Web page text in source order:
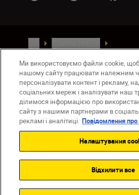
Умови використання
Повідомлення про файли cookie
Налаштування Cookie
© 2026 Nikon
Ми використовуємо файли cookie,
нашому сайту працювати належним
персоналізувати контент і рекламу,
соціальних мереж і аналізувати наш
ділимося інформацією про
сайту з нашими партнерами в
рекламі і аналітиці. Повідомлення
Налаштування
Відхилити все